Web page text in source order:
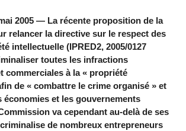
2005 — La récente proposition de la
relancer la directive sur le respect des
intellectuelle (IPRED2, 2005/0127
toutes les infractions
commerciales à la « propriété
de « combattre le crime organisé » et
économies et les gouvernements
va cependant au-delà de ses
de nombreux entrepreneurs